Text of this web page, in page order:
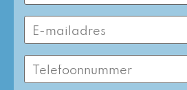
(Required)
Email
Address
(Required)
Phone
Number
(Required)